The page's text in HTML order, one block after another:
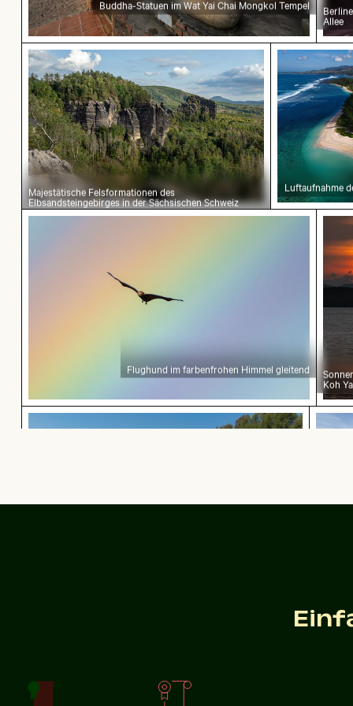
Buddha-Statuen im Wat Yai Chai Mongkol Tempel
Allee
Majestätische Felsformationen des
Majestätische Felsformationen des
Elbsandsteingebirges in der Sächsischen Schweiz
Luftaufnahme
Flughund im farbenfrohen Himmel gleitend
Flughund im farbenfrohen Himmel gleitend
Koh
Einsamer Spaziergang am Thai Mueang Strand